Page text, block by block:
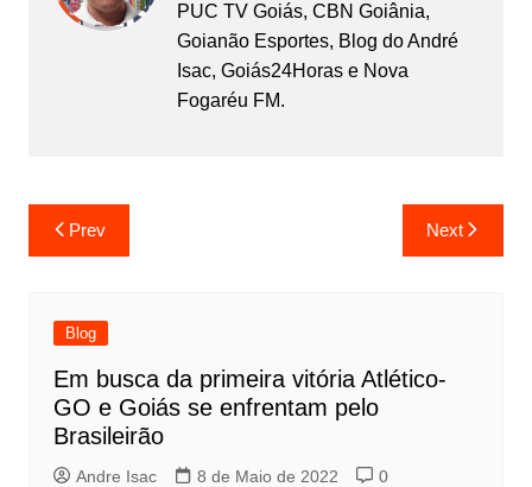
PUC TV Goiás, CBN Goiânia,
Goianão Esportes, Blog do André
Isac, Goiás24Horas e Nova
Fogaréu FM.
Prev Next
Blog
Em busca da primeira vitória Atlético-
GO e Goiás se enfrentam pelo
Brasileirão
Andre Isac 8 de Maio de 2022 0